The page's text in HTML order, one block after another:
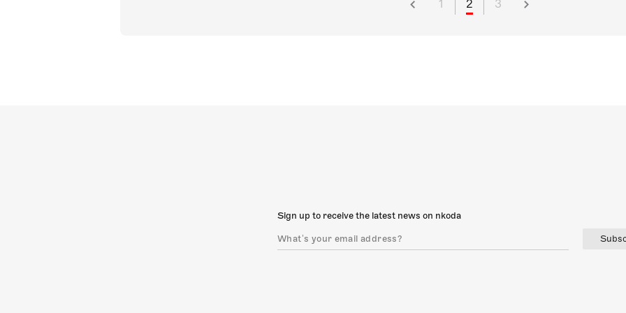
1 2 3
Sign up to receive the latest news on nkoda